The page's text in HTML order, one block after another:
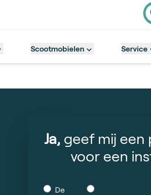
Scootmobielen Service
Ja, geef mij een
voor een
De